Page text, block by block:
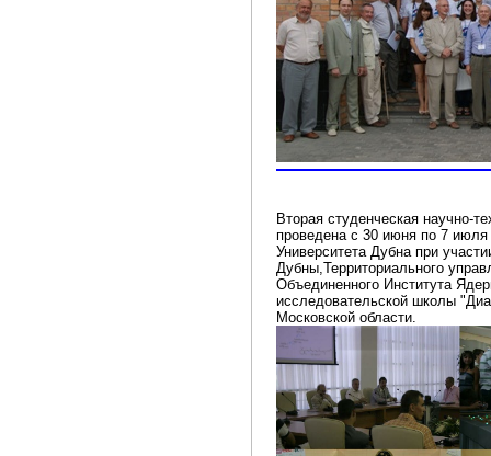
Вторая студенческая научно-
проведена с 30 июня по 7
Университета Дубна при
Дубны,Территориального
Объединенного Института
исследовательской школы
Московской области.